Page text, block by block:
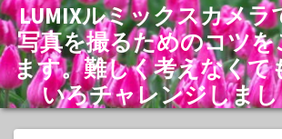
LUMIXルミックスカメラ
写真を撮るためのコツを
ます。難しく考えなくて
いろチャレンジしま